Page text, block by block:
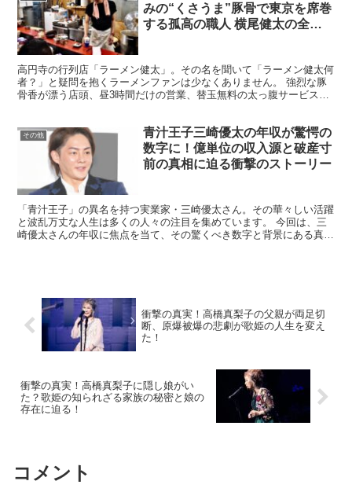
みの“くさうま”豚骨で東京を席巻
する孤高の職人 横尾健太の全軌
高円寺の行列店「ラーメン健太」。その名を聞いて「ラーメン健太何
者？」と疑問を抱くラーメンファンは少なくありません。 強烈な豚
骨香が漂う店頭、昼3時間だけの営業、替玉無料の太っ腹サービス
その他
青汁王子三崎優太の年収が驚愕の
数字に！億単位の収入源と破産寸
前の真相に迫る衝撃のストーリー
「青汁王子」の異名を持つ実業家・三崎優太さん。その華々しい活躍
と波乱万丈な人生は多くの人々の注目を集めています。 今回は、三
崎優太さんの年収に焦点を当て、その驚くべき数字と背景にある真実
衝撃の真実！高橋真梨子の父親が両足切
断、原爆被爆の悲劇が歌姫の人生を変え
た！
衝撃の真実！高橋真梨子に隠し娘がい
た？歌姫の知られざる家族の秘密と娘の
存在に迫る！
コメント